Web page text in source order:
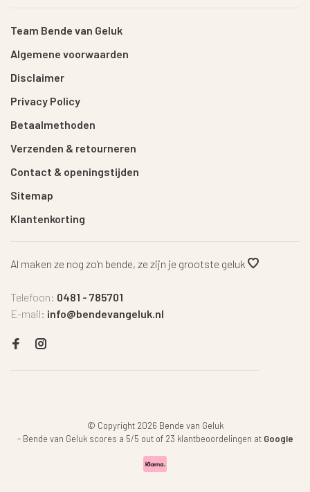
Team Bende van Geluk
Algemene voorwaarden
Disclaimer
Privacy Policy
Betaalmethoden
Verzenden & retourneren
Contact & openingstijden
Sitemap
Klantenkorting
Al maken ze nog zo'n bende, ze zijn je grootste geluk
Telefoon: 0481 - 785701
E-mail: info@bendevangeluk.nl
© Copyright 2026 Bende van Geluk
- Bende van Geluk scores a 5/5 out of 23 klantbeoordelingen at Google